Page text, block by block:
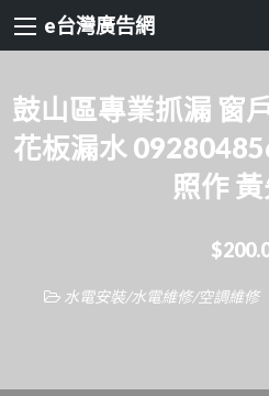
e台灣廣告網
鼓山區專業抓漏 窗
花板漏水
照作
水電安裝/水電維修/空調維修